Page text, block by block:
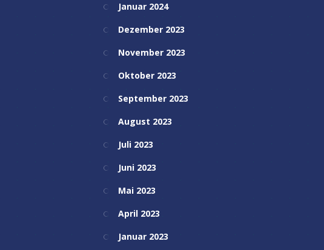
Januar 2024
Dezember 2023
November 2023
Oktober 2023
September 2023
August 2023
Juli 2023
Juni 2023
Mai 2023
April 2023
Januar 2023